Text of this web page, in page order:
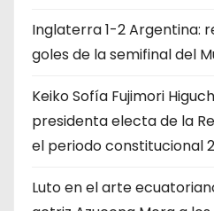
Inglaterra 1-2 Argentina:
goles de la semifinal del
Keiko Sofía Fujimori
presidenta electa de la
el periodo constitucional
Luto en el arte